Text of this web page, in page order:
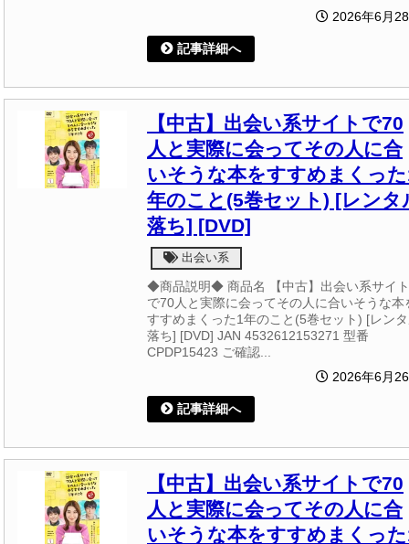
2026年6月
記事詳細へ
【中古】出会い系サイトで70
人と実際に会ってその人に合
いそうな本をすすめまくっ
年のこと(5巻セット) [レンタ
落ち] [DVD]
出会い系
◆商品説明◆ 商品名 【中古】出会い系サイト
で70人と実際に会ってその人に合いそうな本
すすめまくった1年のこと(5巻セット) [レン
落ち] [DVD] JAN 4532612153271 型番
CPDP15423 ご確認...
2026年6月
記事詳細へ
【中古】出会い系サイトで70
人と実際に会ってその人に合
いそうな本をすすめまくっ